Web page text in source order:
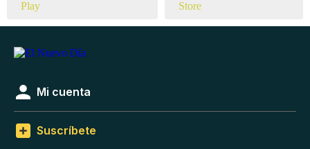
Mi cuenta
Suscríbete